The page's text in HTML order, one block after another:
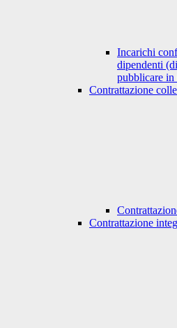
Incarichi
dipendenti
pubblicare in
Contrattazione
Contrattazione